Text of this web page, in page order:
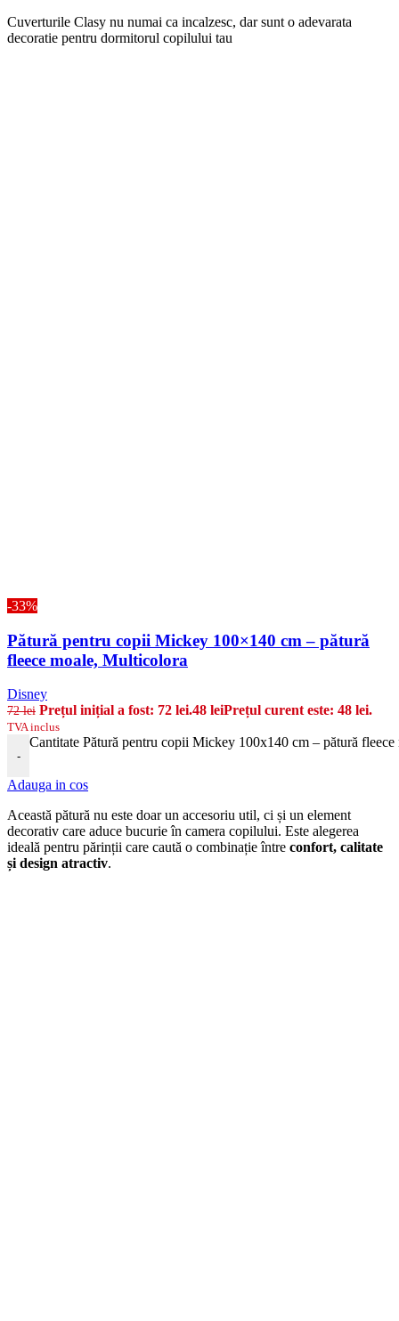
Cuverturile Clasy nu numai ca incalzesc, dar sunt o adevarata
decoratie pentru dormitorul copilului tau
-33%
Pătură pentru copii Mickey 100×140 cm – pătură
fleece moale, Multicolora
Disney
72lei Prețul inițial a fost: 72 lei.48 leiPrețul curent este: 48 lei.
TVA inclus
-
Cantitate Pătură pentru copii Mickey 100x140 cm – pătură
Adauga in cos
Această pătură nu este doar un accesoriu util, ci și un element
decorativ care aduce bucurie în camera copilului. Este alegerea
ideală pentru părinții care caută o combinație între confort, calitate
și design atractiv.